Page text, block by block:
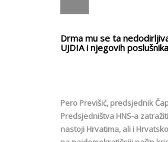
Drma mu se ta
UJDIA i njegovih
Pero Previšić, predsjednik
Predsjedništva HNS-a
nastoji Hrvatima, ali i